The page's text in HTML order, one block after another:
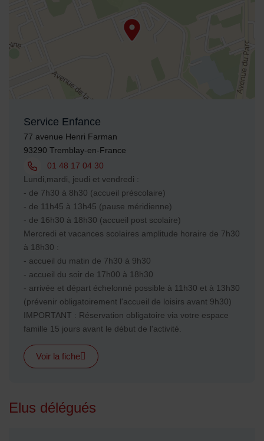
Service Enfance
Adresse :
77 avenue Henri Farman
93290 Tremblay-en-France
Tél. :
01 48 17 04 30
Horaires :
Lundi,mardi, jeudi et vendredi :
- de 7h30 à 8h30 (accueil préscolaire)
- de 11h45 à 13h45 (pause méridienne)
- de 16h30 à 18h30 (accueil post scolaire)
Mercredi et vacances scolaires amplitude horaire de 7h30
à 18h30 :
- accueil du matin de 7h30 à 9h30
- accueil du soir de 17h00 à 18h30
- arrivée et départ échelonné possible à 11h30 et à 13h30
(prévenir obligatoirement l'accueil de loisirs avant 9h30)
IMPORTANT : Réservation obligatoire via votre espace
famille 15 jours avant le début de l'activité.
Voir la fiche
Elus délégués